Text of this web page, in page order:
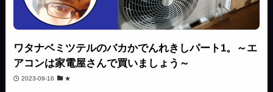
ワタナベミツテルのバカかでんれきしパート1。～エ
アコンは家電屋さんで買いましょう～
2023-09-16 ★